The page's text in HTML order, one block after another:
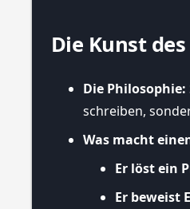
Die Kunst
Die Philosophie:
schreiben,
Was macht
Er löst ein
Er beweist